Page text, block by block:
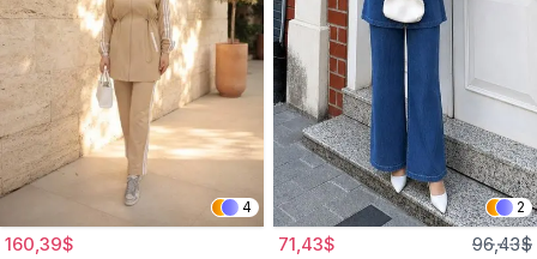
4
160,39$
2
71,43$ 96,43$